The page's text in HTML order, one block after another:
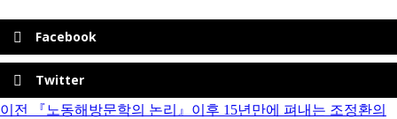
Facebook
Twitter
이전
『노동해방문학의 논리』이후 15년만에 펴내는 조정환의